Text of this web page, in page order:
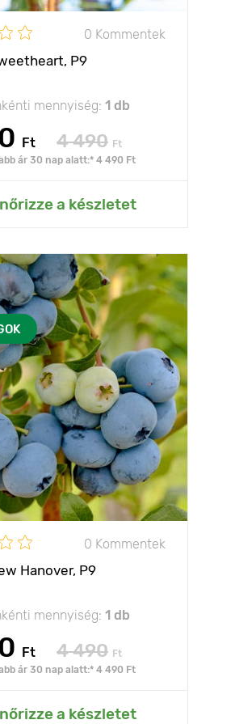
0 Kommentek
P9
mennyiség: 1 db
Ft 4 490 Ft
ár 30 nap alatt:* 4 490 Ft
a készletet
0 Kommentek
Hanover, P9
mennyiség: 1 db
Ft 4 490 Ft
ár 30 nap alatt:* 4 490 Ft
a készletet